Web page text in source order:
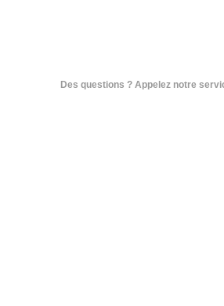
Des questions ? Appelez notre